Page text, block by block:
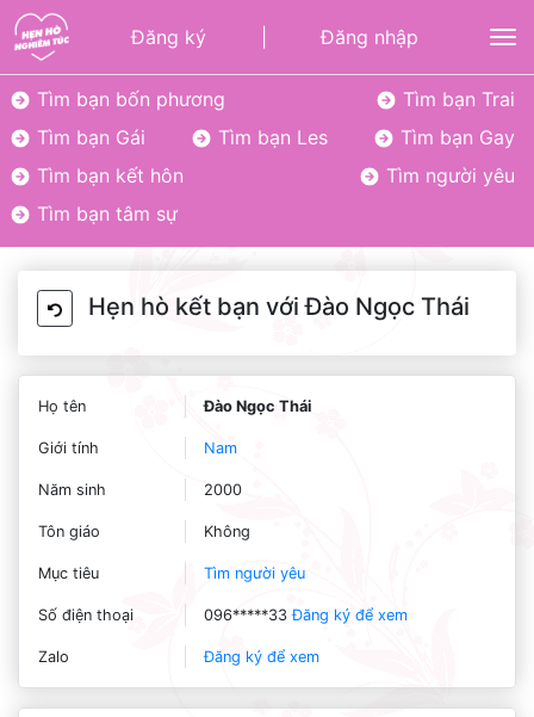
Đăng ký Đăng nhập
Tìm bạn bốn phương
Tìm bạn Trai
Tìm bạn Gái
Tìm bạn Les
Tìm bạn Gay
Tìm bạn kết hôn
Tìm người yêu
Tìm bạn tâm sự
Hẹn hò kết bạn với Đào Ngọc Thái
Họ tên Đào Ngọc Thái
Giới tính Nam
Năm sinh 2000
Tôn giáo Không
Mục tiêu Tìm người yêu
Số điện thoại 096*****33Đăng ký để xem
Zalo Đăng ký để xem